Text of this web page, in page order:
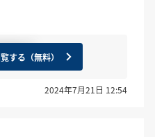
すか？
する（無料）
2024年7月21日 12:54